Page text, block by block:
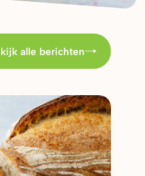
alle berichten